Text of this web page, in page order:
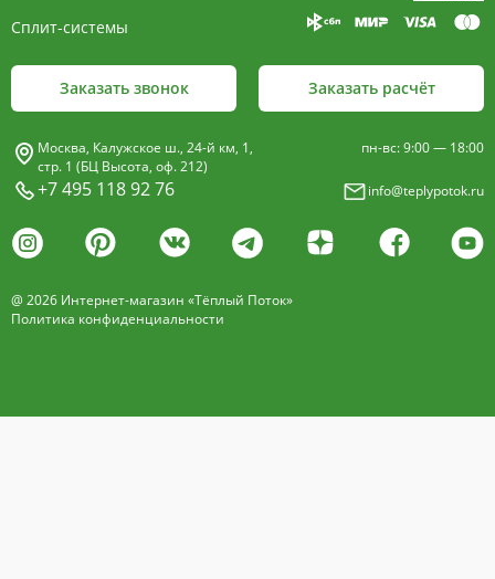
Сплит-системы
Заказать звонок Заказать расчёт
Москва, Калужское ш., 24-й км, 1,
стр. 1 (БЦ Высота, оф. 212)
+7 495 118 92 76
пн-вс: 9:00 — 18:00
info@teplypotok.ru
@ 2026 Интернет-магазин «Тёплый Поток»
Политика конфиденциальности